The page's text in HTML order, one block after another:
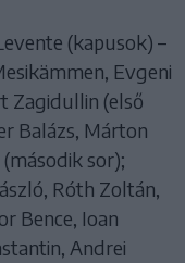
(kapusok) –
Evgeni
Zagidullin (első
Balázs, Márton
sor);
Róth Zoltán,
Bence, Ioan
Andrei